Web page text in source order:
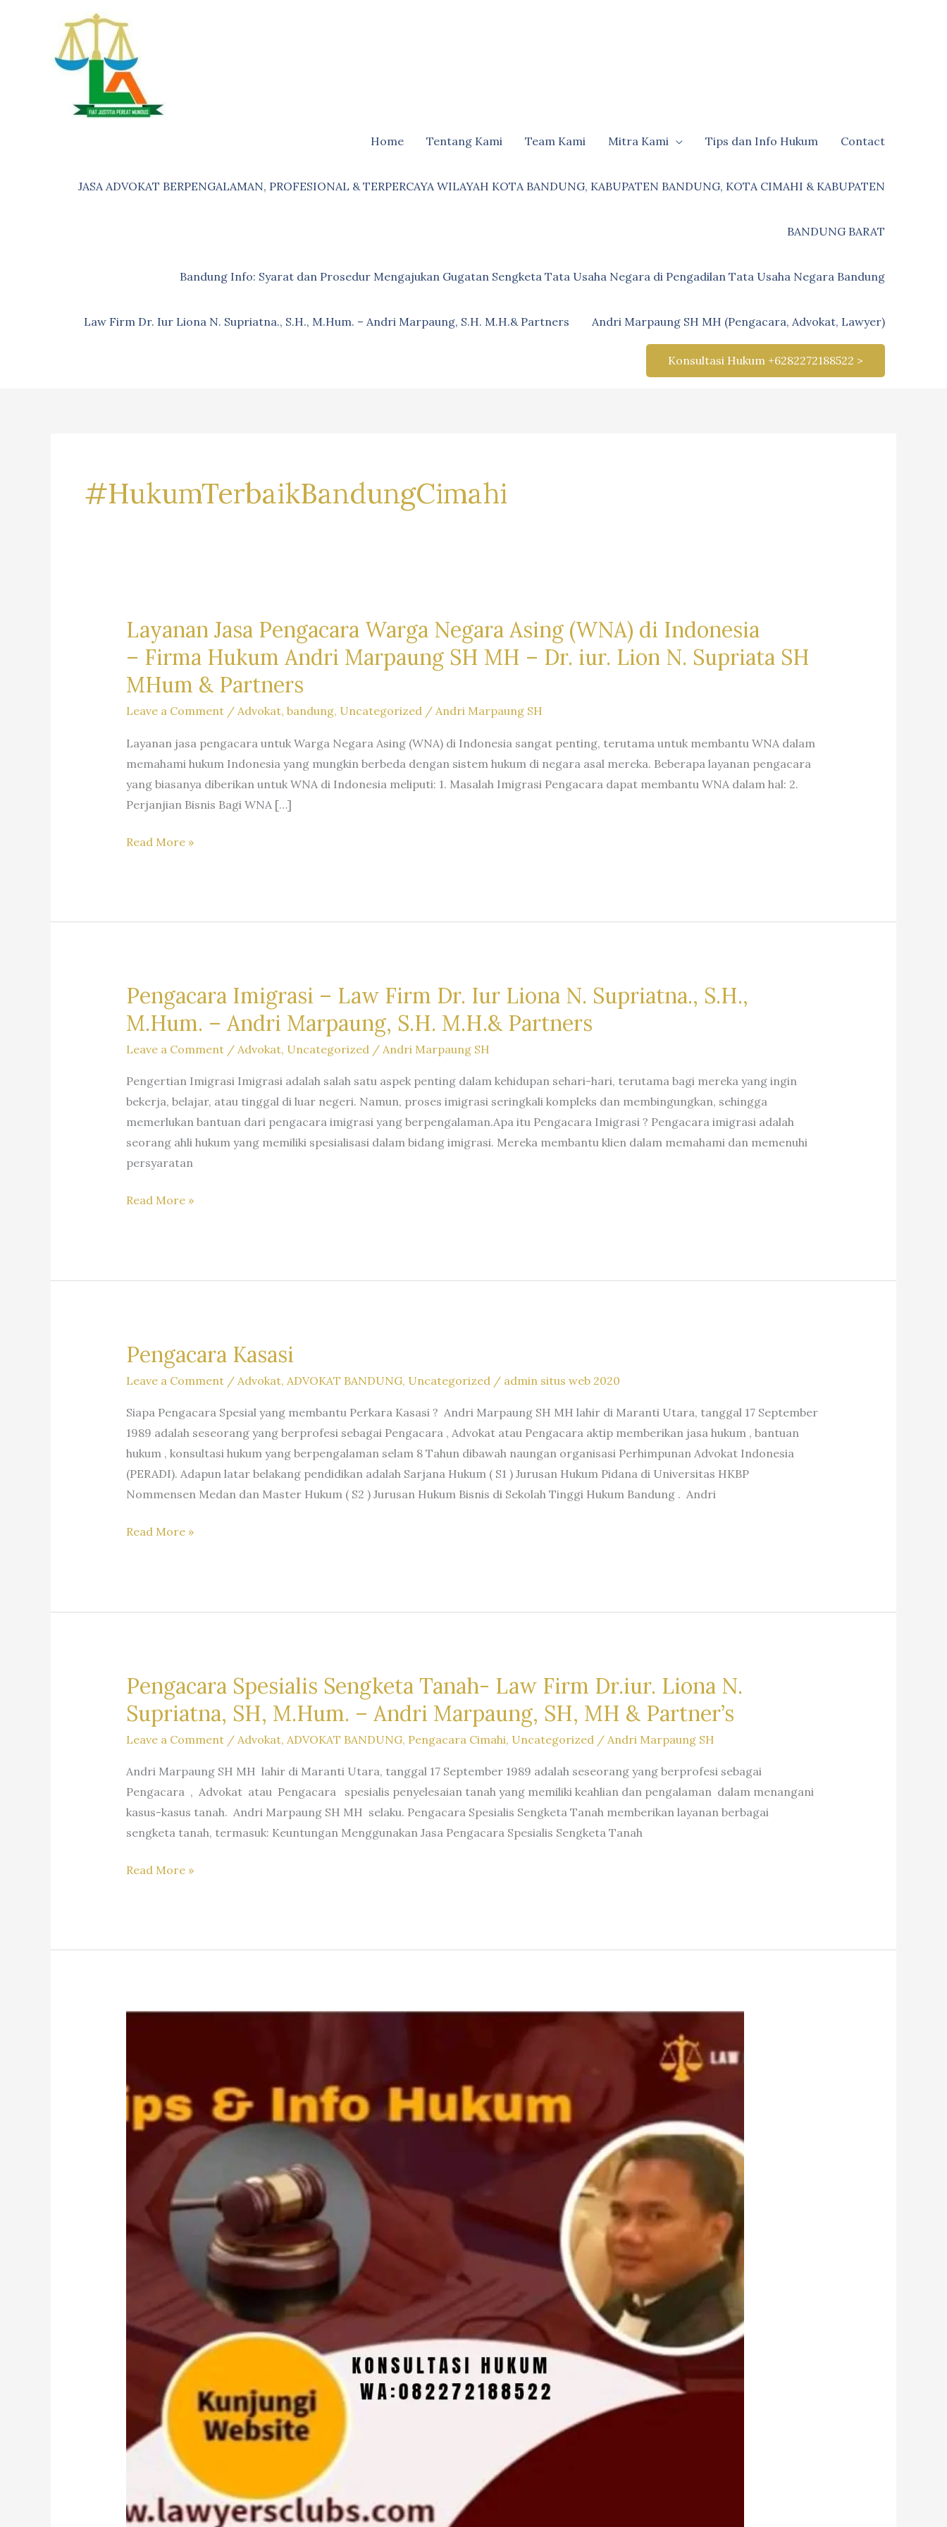
Home Tentang Kami Team Kami Mitra Kami Tips dan Info Hukum Contact
JASA ADVOKAT BERPENGALAMAN, PROFESIONAL & TERPERCAYA WILAYAH KOTA BANDUNG, KABUPATEN BANDUNG, KOTA CIMAHI & KABUPATEN
BANDUNG BARAT
Bandung Info: Syarat dan Prosedur Mengajukan Gugatan Sengketa Tata Usaha Negara di Pengadilan Tata Usaha Negara Bandung
Law Firm Dr. Iur Liona N. Supriatna., S.H., M.Hum. – Andri Marpaung, S.H. M.H.& Partners Andri Marpaung SH MH (Pengacara, Advokat, Lawyer)
Konsultasi Hukum +6282272188522 >
#HukumTerbaikBandungCimahi
Layanan Jasa Pengacara Warga Negara Asing (WNA) di Indonesia
– Firma Hukum Andri Marpaung SH MH – Dr. iur. Lion N. Supriata SH
MHum & Partners
Leave a Comment / Advokat, bandung, Uncategorized/ Andri Marpaung SH
Layanan jasa pengacara untuk Warga Negara Asing (WNA) di Indonesia sangat penting, terutama untuk membantu WNA dalam
memahami hukum Indonesia yang mungkin berbeda dengan sistem hukum di negara asal mereka. Beberapa layanan pengacara
yang biasanya diberikan untuk WNA di Indonesia meliputi: 1. Masalah Imigrasi Pengacara dapat membantu WNA dalam hal: 2.
Perjanjian Bisnis Bagi WNA […]
Layanan
Negara
Indonesia
–Firma
Hukum
Marpaung
SH
MH
–
Dr.
Lion
Read More »
Pengacara Imigrasi – Law Firm Dr. Iur Liona N. Supriatna., S.H.,
M.Hum. – Andri Marpaung, S.H. M.H.& Partners
Leave a Comment / Advokat, Uncategorized/ Andri Marpaung SH
Pengertian Imigrasi Imigrasi adalah salah satu aspek penting dalam kehidupan sehari-hari, terutama bagi mereka yang ingin
bekerja, belajar, atau tinggal di luar negeri. Namun, proses imigrasi seringkali kompleks dan membingungkan, sehingga
memerlukan bantuan dari pengacara imigrasi yang berpengalaman.Apa itu Pengacara Imigrasi ? Pengacara imigrasi adalah
seorang ahli hukum yang memiliki spesialisasi dalam bidang imigrasi. Mereka membantu klien dalam memahami dan memenuhi
persyaratan
Pengacara
Firm
N.
Supriatna.,
M.H.&
Read More »
Pengacara Kasasi
Leave a Comment / Advokat, ADVOKAT BANDUNG, Uncategorized/ admin situs web 2020
Siapa Pengacara Spesial yang membantu Perkara Kasasi ? Andri Marpaung SH MH lahir di Maranti Utara, tanggal 17 September
1989 adalah seseorang yang berprofesi sebagai Pengacara , Advokat atau Pengacara aktip memberikan jasa hukum , bantuan
hukum , konsultasi hukum yang berpengalaman selam 8 Tahun dibawah naungan organisasi Perhimpunan Advokat Indonesia
(PERADI). Adapun latar belakang pendidikan adalah Sarjana Hukum ( S1 ) Jurusan Hukum Pidana di Universitas HKBP
Nommensen Medan dan Master Hukum ( S2 ) Jurusan Hukum Bisnis di Sekolah Tinggi Hukum Bandung . Andri
Pengacara
Read More »
Pengacara Spesialis Sengketa Tanah- Law Firm Dr.iur. Liona N.
Supriatna, SH, M.Hum. – Andri Marpaung, SH, MH & Partner’s
Leave a Comment / Advokat, ADVOKAT BANDUNG, Pengacara Cimahi, Uncategorized/ Andri Marpaung SH
Andri Marpaung SH MH lahir di Maranti Utara, tanggal 17 September 1989 adalah seseorang yang berprofesi sebagai
Pengacara , Advokat atau Pengacara spesialis penyelesaian tanah yang memiliki keahlian dan pengalaman dalam menangani
kasus-kasus tanah. Andri Marpaung SH MH selaku. Pengacara Spesialis Sengketa Tanah memberikan layanan berbagai
sengketa tanah, termasuk: Keuntungan Menggunakan Jasa Pengacara Spesialis Sengketa Tanah
Pengacara
Law
Liona
M.Hum.
–
Andri
Marpaung,
Partner’s
Read More »